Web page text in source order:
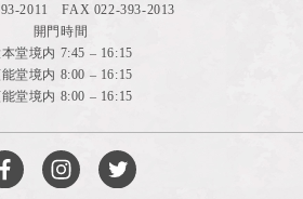
2011
FAX 022-393-2013
開門時間
本堂境内 7:45 – 16:15
能堂境内 8:00 – 16:15
能堂境内 8:00 – 16:15